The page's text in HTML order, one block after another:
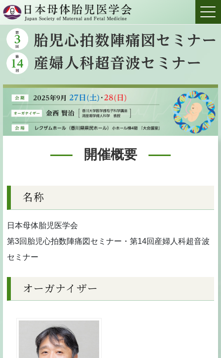
開催概要
名称
日本母体胎児医学会
第3回胎児心拍数陣痛図セミナー・第14回産婦人科超音波
セミナー
オーガナイザー